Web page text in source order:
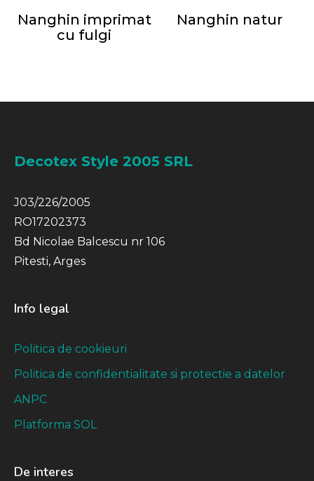
Nanghin imprimat
cu fulgi
Nanghin natur
Decotex Style 2005 SRL
J03/226/2005
RO17202373
Bd Nicolae Balcescu nr 106
Pitesti, Arges
Info legal
Politica de cookieuri
Politica de confidentialitate si protectie a datelor
ANPC
Platforma SOL
De interes